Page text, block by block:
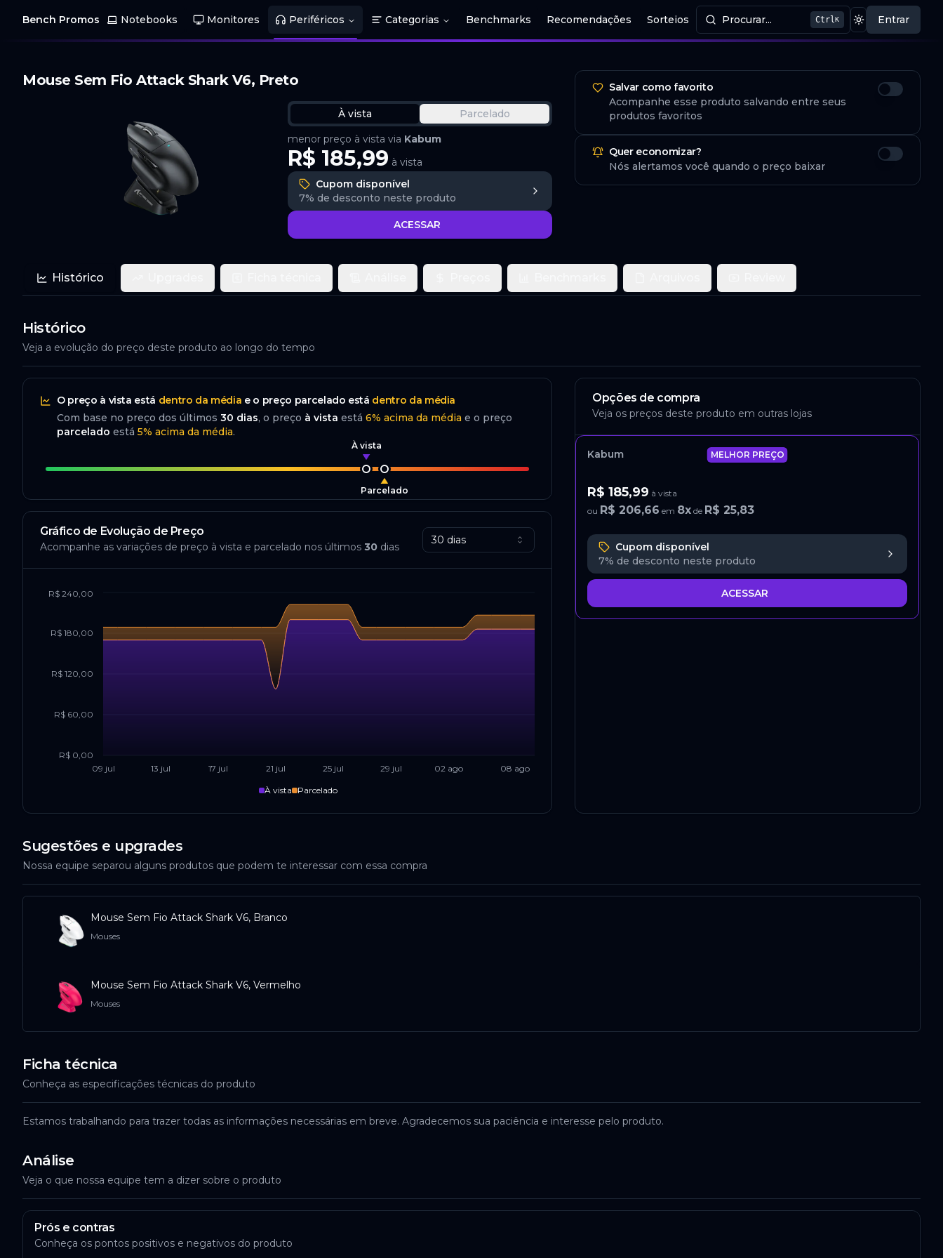
Bench Promos Notebooks Monitores Periféricos Categorias Benchmarks Recomendações Sorteios Procurar...
Procurar produtos CtrlK Mudar tema
Entrar
Mouse Sem Fio Attack Shark V6, Preto
À vista
Parcelado
menor preço à vista via Kabum
R$ 185,99 à vista
Cupom disponível
7% de desconto neste produto
ACESSAR
Salvar como favorito
Acompanhe esse produto salvando entre seus
produtos favoritos
Quer economizar?
Nós alertamos você quando o preço baixar
Histórico
Histórico
Veja a evolução do preço deste produto ao longo do tempo
O preço à vista está dentro da média e o preço parcelado está dentro da média
Com base no preço dos últimos 30 dias, o preço à vista está 6% acima da média e o preço
parcelado está 5% acima da média.
À vista
Parcelado
Gráfico de Evolução de Preço
Acompanhe as variações de preço à vista e parcelado nos últimos 30 dias
30 dias
09 jul 13 jul 17 jul 21 jul 25 jul 29 jul 02 ago 08 ago
R$ 0,00
R$ 60,00
R$ 120,00
R$ 180,00
R$ 240,00
À vista Parcelado
Opções de compra
Veja os preços deste produto em outras lojas
Kabum MELHOR PREÇO
R$ 185,99 à vista
ou R$ 206,66 em 8x de R$ 25,83
Cupom disponível
7% de desconto neste produto
ACESSAR
Sugestões e upgrades
Nossa equipe separou alguns produtos que podem te interessar com essa compra
Mouse Sem Fio Attack Shark V6, Branco
Mouses
Mouse Sem Fio Attack Shark V6, Vermelho
Mouses
Ficha técnica
Conheça as especificações técnicas do produto
Estamos trabalhando para trazer todas as informações necessárias em breve. Agradecemos sua paciência e interesse pelo produto.
Análise
Veja o que nossa equipe tem a dizer sobre o produto
Prós e contras
Conheça os pontos positivos e negativos do produto